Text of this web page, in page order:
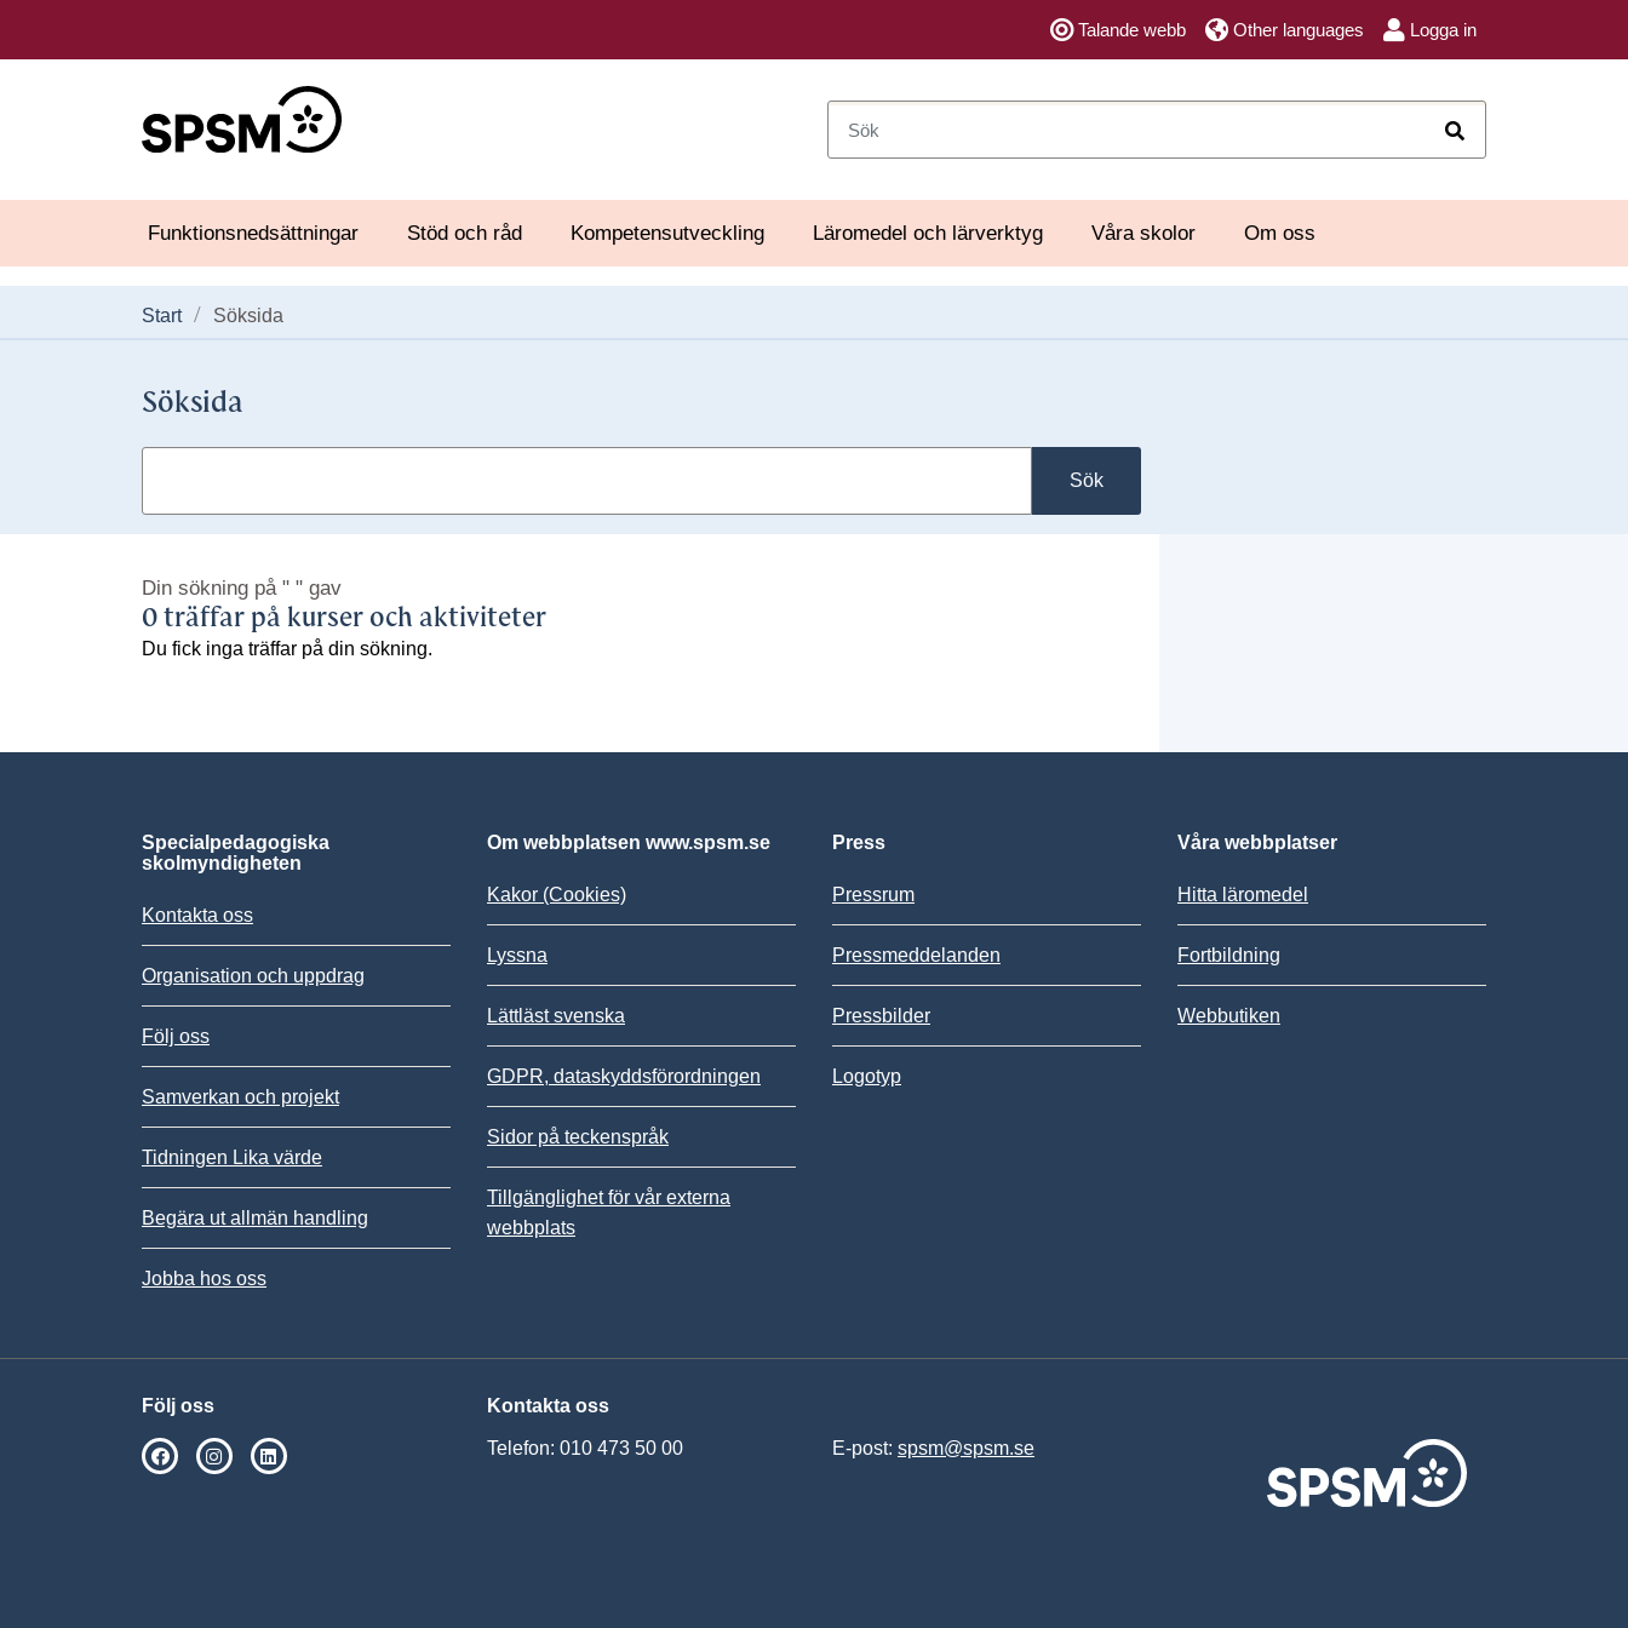
Talande webb Other languages Logga in
Funktionsnedsättningar Stöd och råd Kompetensutveckling Läromedel och lärverktyg Våra skolor Om oss
Start Söksida
Söksida
Sök
Din sökning på " " gav
0 träffar på kurser och aktiviteter
Du fick inga träffar på din sökning.
Specialpedagogiska
skolmyndigheten
Kontakta oss
Organisation och uppdrag
Följ oss
Samverkan och projekt
Tidningen Lika värde
Begära ut allmän handling
Jobba hos oss
Om webbplatsen www.spsm.se
Kakor (Cookies)
Lyssna
Lättläst svenska
GDPR, dataskyddsförordningen
Sidor på teckenspråk
Tillgänglighet för vår externa
webbplats
Press
Pressrum
Pressmeddelanden
Pressbilder
Logotyp
Våra webbplatser
Hitta läromedel
Fortbildning
Webbutiken
Följ oss
SPSM på Facebook
SPSM på Instagram
Kontakta oss
Telefon: 010 473 50 00 E-post: spsm@spsm.se